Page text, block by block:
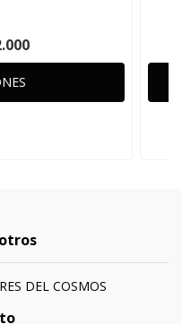
DEL COSMOS